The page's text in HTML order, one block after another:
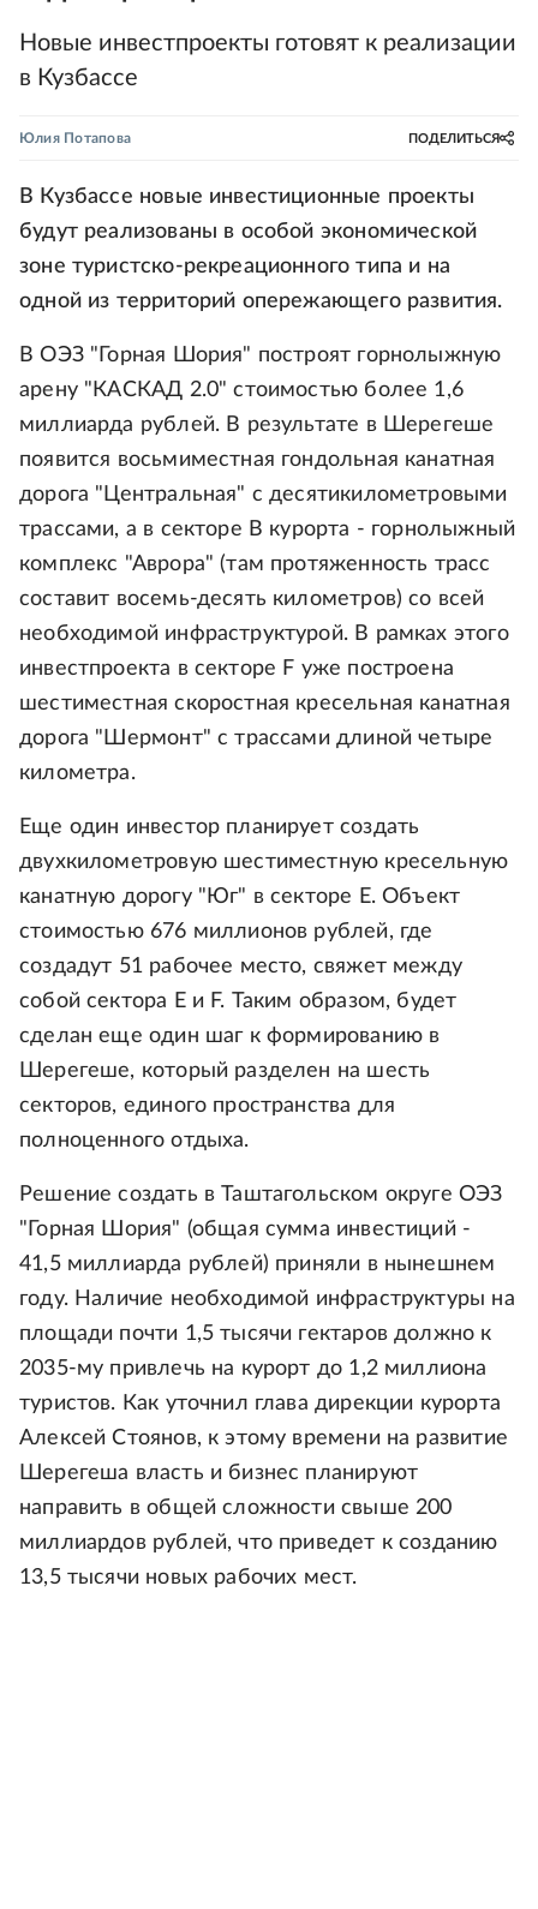
Новые инвестпроекты готовят к реализации
в Кузбассе
Юлия Потапова ПОДЕЛИТЬСЯ
В Кузбассе новые инвестиционные проекты
будут реализованы в особой экономической
зоне туристско-рекреационного типа и на
одной из территорий опережающего развития.
В ОЭЗ "Горная Шория" построят горнолыжную
арену "КАСКАД 2.0" стоимостью более 1,6
миллиарда рублей. В результате в Шерегеше
появится восьмиместная гондольная канатная
дорога "Центральная" с десятикилометровыми
трассами, а в секторе B курорта - горнолыжный
комплекс "Аврора" (там протяженность трасс
составит восемь-десять километров) со всей
необходимой инфраструктурой. В рамках этого
инвестпроекта в секторе F уже построена
шестиместная скоростная кресельная канатная
дорога "Шермонт" с трассами длиной четыре
километра.
Еще один инвестор планирует создать
двухкилометровую шестиместную кресельную
канатную дорогу "Юг" в секторе Е. Объект
стоимостью 676 миллионов рублей, где
создадут 51 рабочее место, свяжет между
собой сектора Е и F. Таким образом, будет
сделан еще один шаг к формированию в
Шерегеше, который разделен на шесть
секторов, единого пространства для
полноценного отдыха.
Решение создать в Таштагольском округе ОЭЗ
"Горная Шория" (общая сумма инвестиций -
41,5 миллиарда рублей) приняли в нынешнем
году. Наличие необходимой инфраструктуры на
площади почти 1,5 тысячи гектаров должно к
2035-му привлечь на курорт до 1,2 миллиона
туристов. Как уточнил глава дирекции курорта
Алексей Стоянов, к этому времени на развитие
Шерегеша власть и бизнес планируют
направить в общей сложности свыше 200
миллиардов рублей, что приведет к созданию
13,5 тысячи новых рабочих мест.